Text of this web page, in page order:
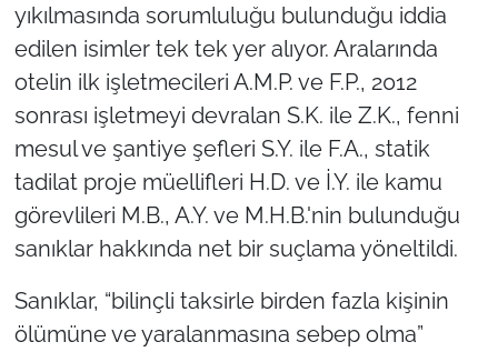
yıkılmasında sorumluluğu bulunduğu iddia
edilen isimler tek tek yer alıyor. Aralarında
otelin ilk işletmecileri A.M.P. ve F.P., 2012
sonrası işletmeyi devralan S.K. ile Z.K., fenni
mesul ve şantiye şefleri S.Y. ile F.A., statik
tadilat proje müellifleri H.D. ve İ.Y. ile kamu
görevlileri M.B., A.Y. ve M.H.B.'nin bulunduğu
sanıklar hakkında net bir suçlama yöneltildi.
Sanıklar, “bilinçli taksirle birden fazla kişinin
ölümüne ve yaralanmasına sebep olma”